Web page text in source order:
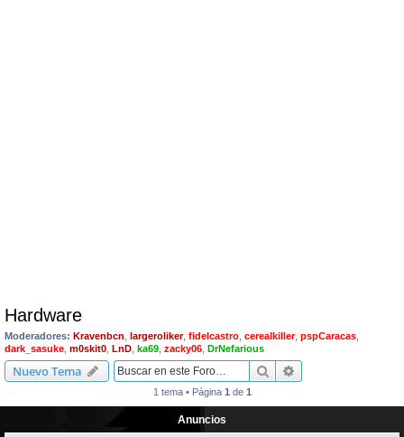
Hardware
Moderadores: Kravenbcn largeroliker, fidelcastro cerealkiller, pspCaracas
dark_sasuke m0skit0 LnD ka69 zacky06 DrNefarious
Nuevo Tema Buscar
1 tema • Página 1 de 1
Anuncios